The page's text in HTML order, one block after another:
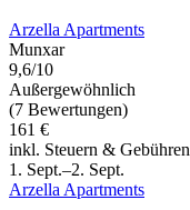
Arzella Apartments
Munxar
9,6/10
Außergewöhnlich
(7 Bewertungen)
161 €
inkl. Steuern & Gebühren
1. Sept.–2. Sept.
Arzella Apartments